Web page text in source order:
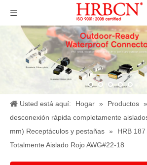
Usted está aquí: Hogar » Productos »
desconexión rápida completamente
mm) Receptáculos y pestañas »
HRB
Totalmente Aislado Rojo AWG#22-18